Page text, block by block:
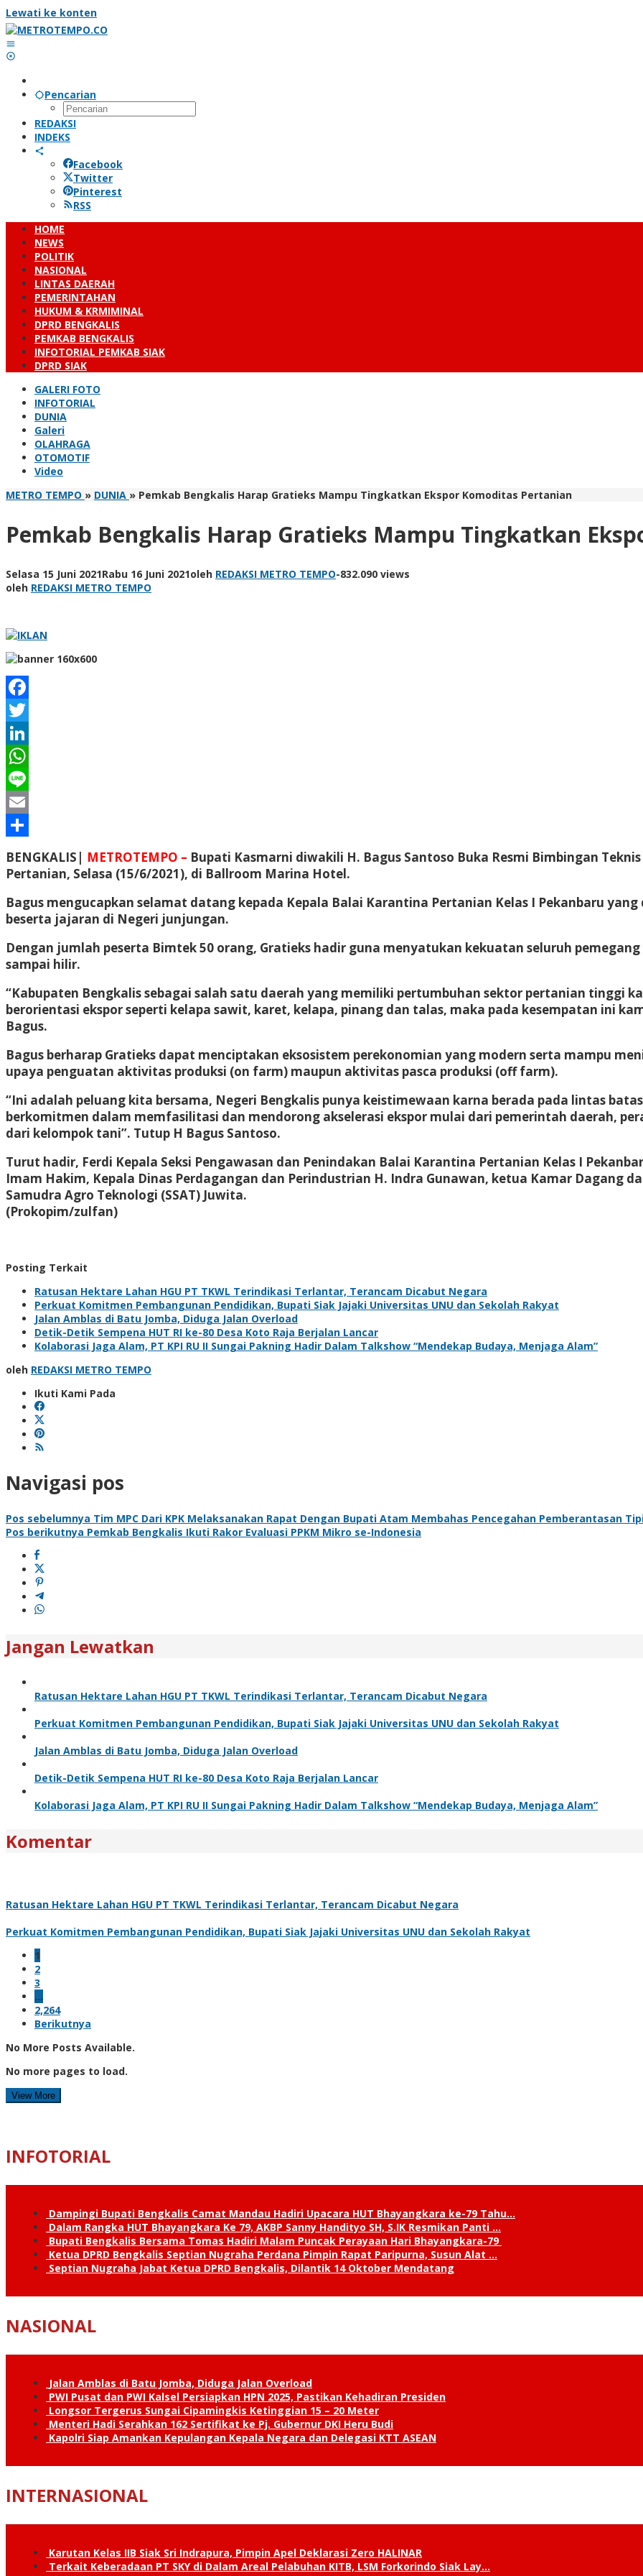
Lewati ke konten
Pencarian
REDAKSI
INDEKS
Facebook
Twitter
Pinterest
RSS
HOME
NEWS
POLITIK
NASIONAL
LINTAS DAERAH
PEMERINTAHAN
HUKUM & KRMIMINAL
DPRD BENGKALIS
PEMKAB BENGKALIS
INFOTORIAL PEMKAB SIAK
DPRD SIAK
GALERI FOTO
INFOTORIAL
DUNIA
Galeri
OLAHRAGA
OTOMOTIF
Video
METRO TEMPO » DUNIA » Pemkab Bengkalis Harap Gratieks Mampu Tingkatkan Ekspor Komoditas Pertanian
Pemkab Bengkalis Harap Gratieks Mampu Tingkatkan
Selasa 15 Juni 2021Rabu 16 Juni 2021oleh REDAKSI METRO TEMPO-832.090 views
oleh REDAKSI METRO TEMPO
Facebook
Twitter
LinkedIn
WhatsApp
Line
Email
BENGKALIS| METROTEMPO – Bupati Kasmarni diwakili H. Bagus Santoso Buka Resmi Bimbingan
Pertanian, Selasa (15/6/2021), di Ballroom Marina Hotel.
Bagus mengucapkan selamat datang kepada Kepala Balai Karantina Pertanian Kelas I Pekanbaru
beserta jajaran di Negeri junjungan.
Dengan jumlah peserta Bimtek 50 orang, Gratieks hadir guna menyatukan kekuatan seluruh
sampai hilir.
“Kabupaten Bengkalis sebagai salah satu daerah yang memiliki pertumbuhan sektor pertanian tinggi
berorientasi ekspor seperti kelapa sawit, karet, kelapa, pinang dan talas, maka pada kesempatan ini
Bagus.
Bagus berharap Gratieks dapat menciptakan eksosistem perekonomian yang modern serta mampu
upaya penguatan aktivitas produksi (on farm) maupun aktivitas pasca produksi (off farm).
“Ini adalah peluang kita bersama, Negeri Bengkalis punya keistimewaan karna berada pada lintas
berkomitmen dalam memfasilitasi dan mendorong akselerasi ekspor mulai dari pemerintah daerah,
dari kelompok tani”. Tutup H Bagus Santoso.
Turut hadir, Ferdi Kepala Seksi Pengawasan dan Penindakan Balai Karantina Pertanian Kelas I
Imam Hakim, Kepala Dinas Perdagangan dan Perindustrian H. Indra Gunawan, ketua Kamar Dagang
Samudra Agro Teknologi (SSAT) Juwita.
(Prokopim/zulfan)
Posting Terkait
Ratusan Hektare Lahan HGU PT TKWL Terindikasi Terlantar, Terancam Dicabut Negara
Perkuat Komitmen Pembangunan Pendidikan, Bupati Siak Jajaki Universitas UNU dan Sekolah Rakyat
Jalan Amblas di Batu Jomba, Diduga Jalan Overload
Detik-Detik Sempena HUT RI ke-80 Desa Koto Raja Berjalan Lancar
Kolaborasi Jaga Alam, PT KPI RU II Sungai Pakning Hadir Dalam Talkshow “Mendekap Budaya, Menjaga Alam”
oleh REDAKSI METRO TEMPO
Ikuti Kami Pada
Navigasi pos
Pos sebelumnya Tim MPC Dari KPK Melaksanakan Rapat Dengan Bupati Atam Membahas Pencegahan Pemberantasan
Pos berikutnya Pemkab Bengkalis Ikuti Rakor Evaluasi PPKM Mikro se-Indonesia
Jangan Lewatkan
Ratusan Hektare Lahan HGU PT TKWL Terindikasi Terlantar, Terancam Dicabut Negara
Perkuat Komitmen Pembangunan Pendidikan, Bupati Siak Jajaki Universitas UNU dan Sekolah Rakyat
Jalan Amblas di Batu Jomba, Diduga Jalan Overload
Detik-Detik Sempena HUT RI ke-80 Desa Koto Raja Berjalan Lancar
Kolaborasi Jaga Alam, PT KPI RU II Sungai Pakning Hadir Dalam Talkshow “Mendekap Budaya, Menjaga Alam”
Komentar
Ratusan Hektare Lahan HGU PT TKWL Terindikasi Terlantar, Terancam Dicabut Negara
Perkuat Komitmen Pembangunan Pendidikan, Bupati Siak Jajaki Universitas UNU dan Sekolah Rakyat
1
2
3
…
2,264
Berikutnya
No More Posts Available.
No more pages to load.
View More
INFOTORIAL
Dampingi Bupati Bengkalis Camat Mandau Hadiri Upacara HUT Bhayangkara ke-79 Tahu…
Dalam Rangka HUT Bhayangkara Ke 79, AKBP Sanny Handityo SH, S.IK Resmikan Panti …
Bupati Bengkalis Bersama Tomas Hadiri Malam Puncak Perayaan Hari Bhayangkara-79
Ketua DPRD Bengkalis Septian Nugraha Perdana Pimpin Rapat Paripurna, Susun Alat …
Septian Nugraha Jabat Ketua DPRD Bengkalis, Dilantik 14 Oktober Mendatang
NASIONAL
Jalan Amblas di Batu Jomba, Diduga Jalan Overload
PWI Pusat dan PWI Kalsel Persiapkan HPN 2025, Pastikan Kehadiran Presiden
Longsor Tergerus Sungai Cipamingkis Ketinggian 15 – 20 Meter
Menteri Hadi Serahkan 162 Sertifikat ke Pj. Gubernur DKI Heru Budi
Kapolri Siap Amankan Kepulangan Kepala Negara dan Delegasi KTT ASEAN
INTERNASIONAL
Karutan Kelas IIB Siak Sri Indrapura, Pimpin Apel Deklarasi Zero HALINAR
Terkait Keberadaan PT SKY di Dalam Areal Pelabuhan KITB, LSM Forkorindo Siak Lay…